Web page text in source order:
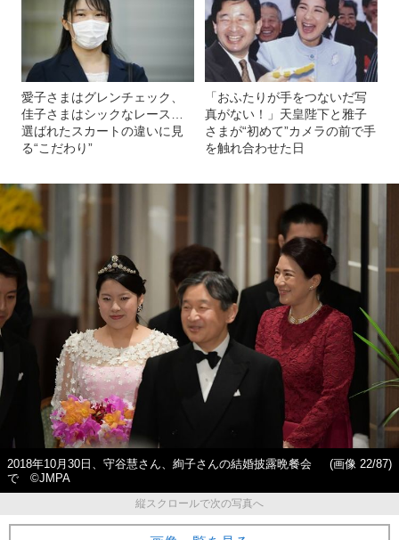
愛子さまはグレンチェック、
佳子さまはシックなレース…
選ばれたスカートの違いに見
る“こだわり”
「おふたりが手をつないだ写
真がない！」天皇陛下と雅子
さまが“初めて”カメラの前で手
を触れ合わせた日
2018年10月30日、守谷慧さん、絢子さんの結婚披露晩餐会
で ©JMPA
(画像 22/87)
縦スクロールで次の写真へ